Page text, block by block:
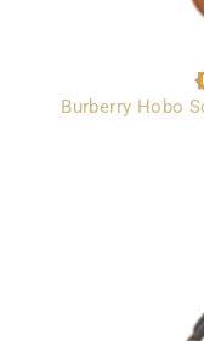
Burberry Hobo